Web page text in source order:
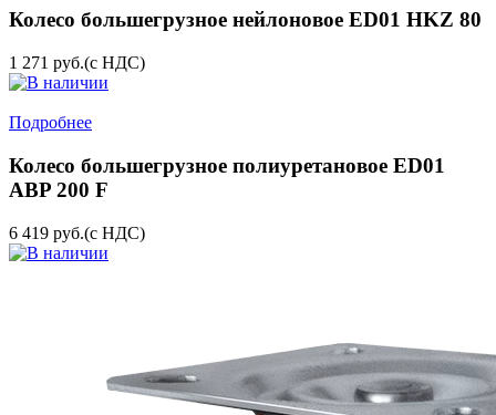
Колесо большегрузное нейлоновое ED01 HKZ 80
1 271 руб.(с НДС)
Подробнее
Колесо большегрузное полиуретановое ED01
ABP 200 F
6 419 руб.(с НДС)